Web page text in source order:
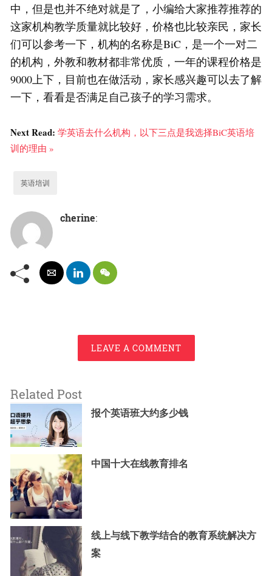
中，但是也并不绝对就是了，小编给大家推荐推荐的
这家机构教学质量就比较好，价格也比较亲民，家长
们可以参考一下，机构的名称是BiC，是一个一对二
的机构，外教和教材都非常优质，一年的课程价格是
9000上下，目前也在做活动，家长感兴趣可以去了解
一下，看看是否满足自己孩子的学习需求。
Next Read: 学英语去什么机构，以下三点是我选择BiC英语培
训的理由 »
英语培训
cherine:
LEAVE A COMMENT
Related Post
报个英语班大约多少钱
中国十大在线教育排名
线上与线下教学结合的教育系统解决方
案